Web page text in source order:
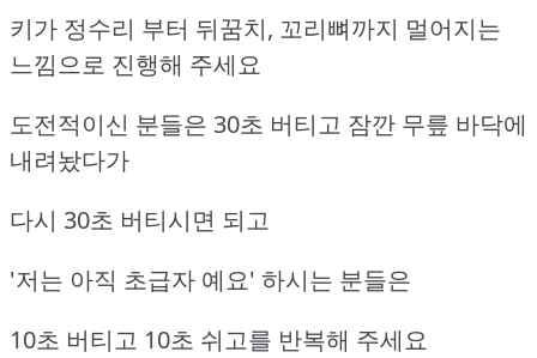
키가 정수리 부터 뒤꿈치, 꼬리뼈까지 멀어지는
느낌으로 진행해 주세요
도전적이신 분들은 30초 버티고 잠깐 무릎 바닥에
내려놨다가
다시 30초 버티시면 되고
'저는 아직 초급자 예요' 하시는 분들은
10초 버티고 10초 쉬고를 반복해 주세요